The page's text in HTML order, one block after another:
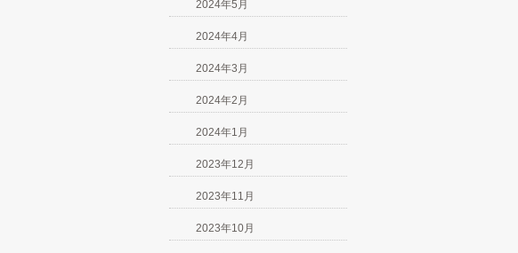
2024年5月
2024年4月
2024年3月
2024年2月
2024年1月
2023年12月
2023年11月
2023年10月